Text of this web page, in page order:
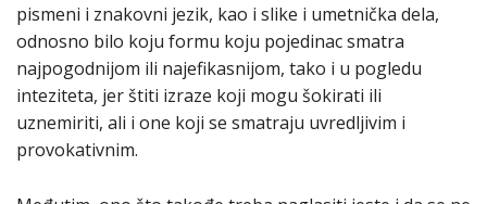
pismeni i znakovni jezik, kao i slike i umetnička dela,
odnosno bilo koju formu koju pojedinac smatra
najpogodnijom ili najefikasnijom, tako i u pogledu
inteziteta, jer štiti izraze koji mogu šokirati ili
uznemiriti, ali i one koji se smatraju uvredljivim i
provokativnim.